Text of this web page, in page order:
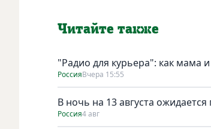
Читайте также
"Радио для курьера": как мама
РоссияВчера 15:55
В ночь на 13 августа
Россия4 авг